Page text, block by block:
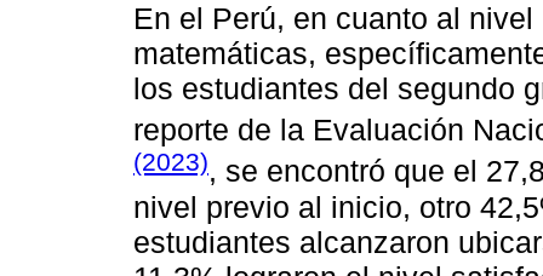
En el Perú, en cuanto al
matemáticas,
los estudiantes del segundo
reporte de la Evaluación
(2023), se encontró que el
nivel previo al inicio, otro
estudiantes alcanzaron